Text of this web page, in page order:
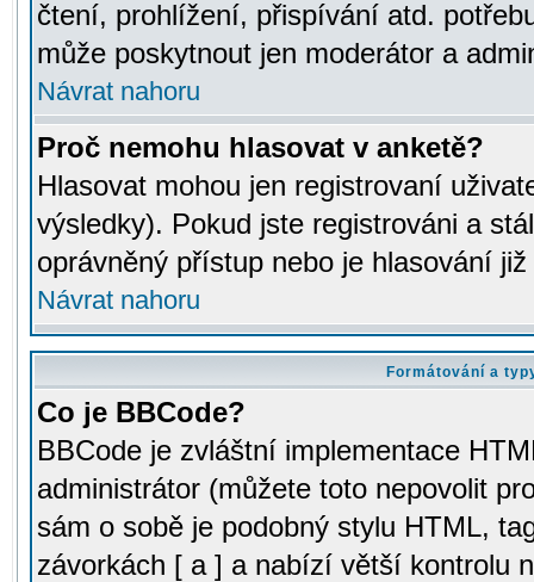
čtení, prohlížení, přispívání atd.
může poskytnout jen moderátor a
Návrat nahoru
Proč nemohu hlasovat v anketě?
Hlasovat mohou jen registrovaní
výsledky). Pokud jste registrováni a
oprávněný přístup nebo je hlasování
Návrat nahoru
Formátování a
Co je BBCode?
BBCode je zvláštní implementace
administrátor (můžete toto nepovolit
sám o sobě je podobný stylu HTML,
závorkách [ a ] a nabízí větší kontrolu